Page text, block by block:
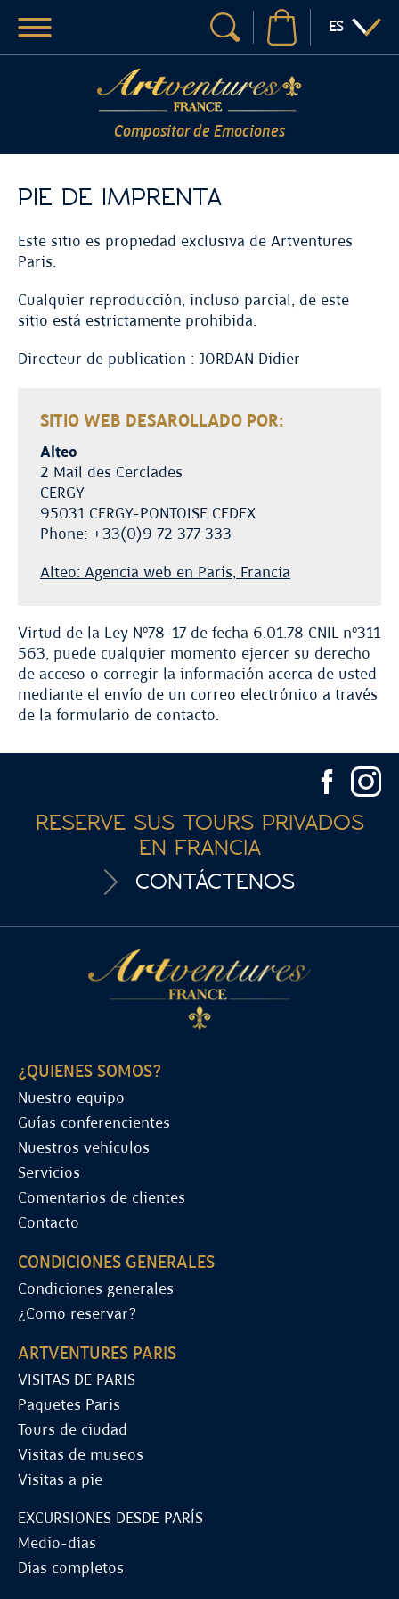
Compositor de Emociones
Su búsqueda
:IDIOMA
ES
Menú
PIE DE IMPRENTA
Este sitio es propiedad exclusiva de Artventures
Paris.
Cualquier reproducción, incluso parcial, de este
sitio está estrictamente prohibida.
Directeur de publication : JORDAN Didier
SITIO WEB DESAROLLADO POR:
Alteo
2 Mail des Cerclades
CERGY
95031 CERGY-PONTOISE CEDEX
Phone: +33(0)9 72 377 333
Alteo: Agencia web en París, Francia
Virtud de la Ley No78-17 de fecha 6.01.78 CNIL no311
563, puede cualquier momento ejercer su derecho
de acceso o corregir la información acerca de usted
mediante el envío de un correo electrónico a través
de la formulario de contacto.
RESERVE SUS TOURS PRIVADOS
EN FRANCIA
CONTÁCTENOS
¿QUIENES SOMOS?
Nuestro equipo
Guías conferencientes
Nuestros vehículos
Servicios
Comentarios de clientes
Contacto
CONDICIONES GENERALES
Condiciones generales
¿Como reservar?
ARTVENTURES PARIS
VISITAS DE PARIS
Paquetes Paris
Tours de ciudad
Visitas de museos
Visitas a pie
EXCURSIONES DESDE PARÍS
Medio-días
Días completos